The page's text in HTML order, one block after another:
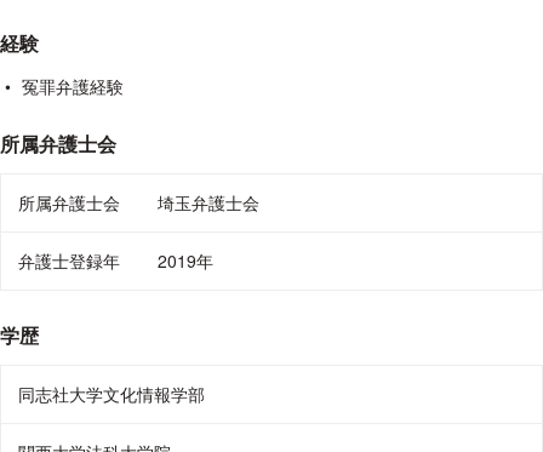
経験
冤罪弁護経験
所属弁護士会
所属弁護士会 埼玉弁護士会
弁護士登録年 2019年
学歴
同志社大学文化情報学部